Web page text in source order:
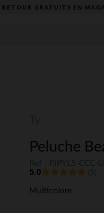
GRATUITS EN
Peluche
5.0
Multicolore